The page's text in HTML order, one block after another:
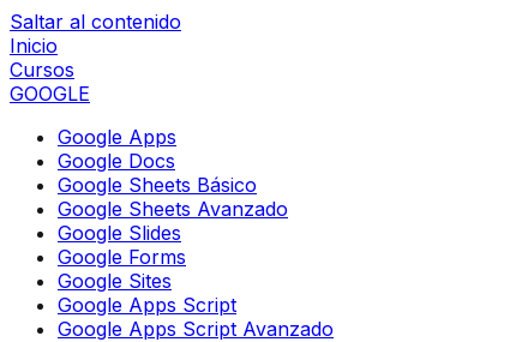
Saltar al contenido
Inicio
Cursos
GOOGLE
Google Apps
Google Docs
Google Sheets Básico
Google Sheets Avanzado
Google Slides
Google Forms
Google Sites
Google Apps Script
Google Apps Script Avanzado